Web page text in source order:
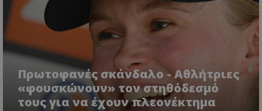
Πρωτοφανές σκάνδαλο - Aθλήτριες
«φουσκώνουν» τον στηθόδεσμό
τους για να έχουν πλεονέκτημα